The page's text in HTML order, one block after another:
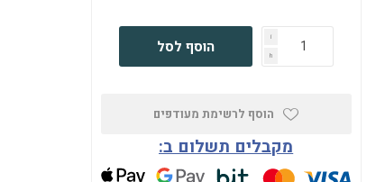
i
h הוסף לסל
הוסף לרשימת מעודפים
מקבלים תשלום ב: